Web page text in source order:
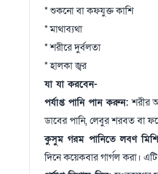
* শুকনো বা কফযুক্ত কাশি
* মাথাব্যথা
* শরীরে দুর্বলতা
* হালকা জ্বর
যা যা করবেন-
পর্যাপ্ত পানি পান করুন:শরীর
ডাবের পানি, লেবুর শরবত বা
কুসুম গরম পানিতে লবণ
দিনে কয়েকবার গার্গল করা।